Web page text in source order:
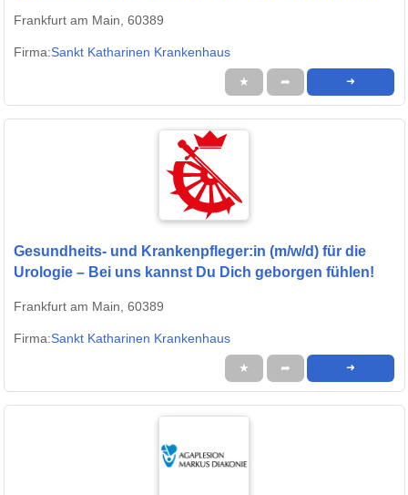
Frankfurt am Main, 60389
Firma:Sankt Katharinen Krankenhaus
★ ➦ ➜
Gesundheits- und Krankenpfleger:in (m/w/d) für die
Urologie – Bei uns kannst Du Dich geborgen fühlen!
Frankfurt am Main, 60389
Firma:Sankt Katharinen Krankenhaus
★ ➦ ➜